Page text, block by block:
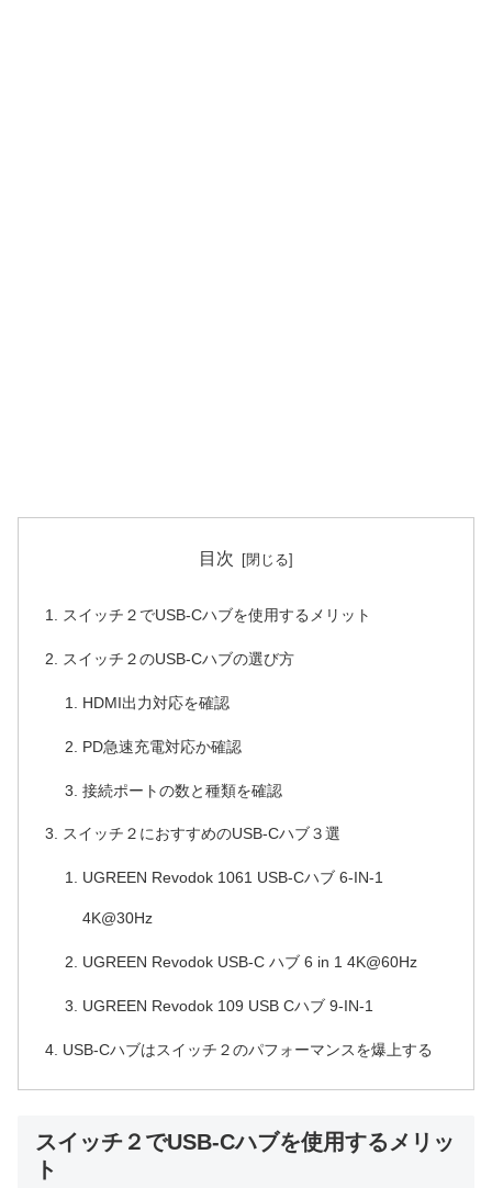
目次
スイッチ２でUSB-Cハブを使用するメリット
スイッチ２のUSB-Cハブの選び方
HDMI出力対応を確認
PD急速充電対応か確認
接続ポートの数と種類を確認
スイッチ２におすすめのUSB-Cハブ３選
UGREEN Revodok 1061 USB-Cハブ 6-IN-1
4K@30Hz
UGREEN Revodok USB-C ハブ 6 in 1 4K@60Hz
UGREEN Revodok 109 USB Cハブ 9-IN-1
USB-Cハブはスイッチ２のパフォーマンスを爆上する
スイッチ２でUSB-Cハブを使用するメリッ
ト